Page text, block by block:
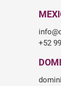
+52